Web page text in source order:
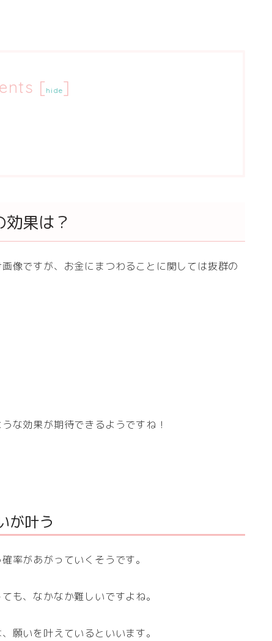
[ hide]
果は？
像ですが、お金にまつわることに関しては抜群の
な効果が期待できるようですね！
が叶う
率があがっていくそうです。
も、なかなか難しいですよね。
願いを叶えているといいます。